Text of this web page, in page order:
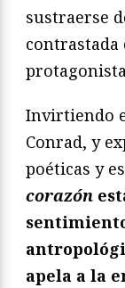
sustraerse
contrastada
Invirtiendo
Conrad, y
poéticas y
corazón
apela a la